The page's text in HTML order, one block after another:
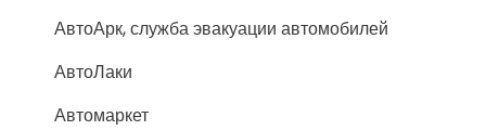
АвтоАрк, служба эвакуации автомобилей
АвтоЛаки
Автомаркет